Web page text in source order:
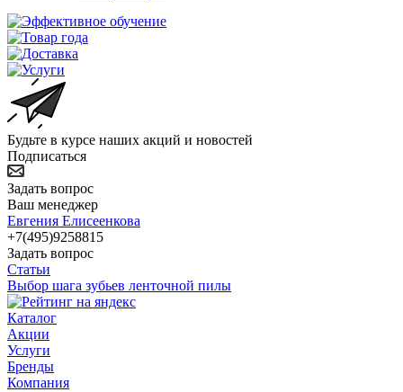
Будьте в курсе наших акций и новостей
Подписаться
Задать вопрос
Ваш менеджер
Евгения Елисеенкова
+7(495)9258815
Задать вопрос
Статьи
Выбор шага зубьев ленточной пилы
Каталог
Акции
Услуги
Бренды
Компания